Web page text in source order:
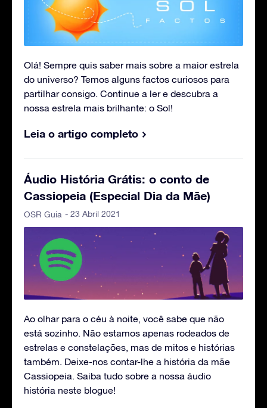
Olá! Sempre quis saber mais sobre a maior estrela
do universo? Temos alguns factos curiosos para
partilhar consigo. Continue a ler e descubra a
nossa estrela mais brilhante: o Sol!
Leia o artigo completo
Áudio História Grátis: o conto de
Cassiopeia (Especial Dia da Mãe)
OSR Guia - 23 Abril 2021
Ao olhar para o céu à noite, você sabe que não
está sozinho. Não estamos apenas rodeados de
estrelas e constelações, mas de mitos e histórias
também. Deixe-nos contar-lhe a história da mãe
Cassiopeia. Saiba tudo sobre a nossa áudio
história neste blogue!